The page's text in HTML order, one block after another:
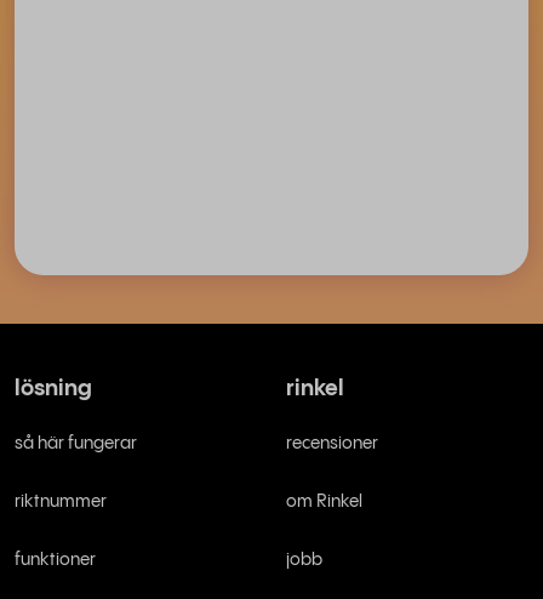
lösning
så här fungerar
riktnummer
funktioner
rinkel
recensioner
om Rinkel
jobb